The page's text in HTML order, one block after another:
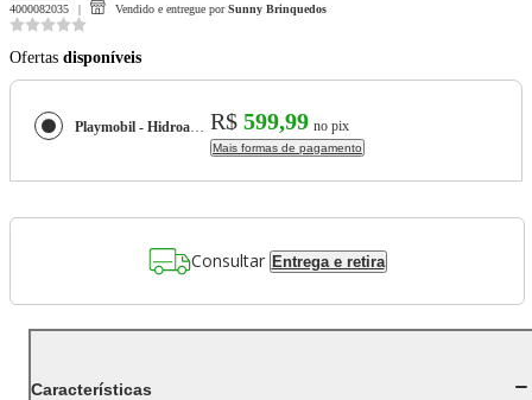
4000082035 Vendido e entregue por Sunny Brinquedos
Ofertas disponíveis
Playmobil - Hidroavião Da Polícia - City Action - 70779 R$ 599,99 no pix
Mais formas de pagamento
Consultar Entrega e retira
Características